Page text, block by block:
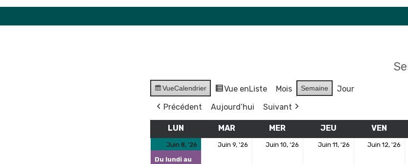
VueCalendrier Vue enListe Mois Semaine
Jour
Précédent
Aujourd’hui Suivant
LUN MARMARDI MER MERCREDIJEU VEN
Juin 8, '26
Du lundi au
Juin 9, '26 Juin 10, '26 Juin 11, '26 Juin 12, '26